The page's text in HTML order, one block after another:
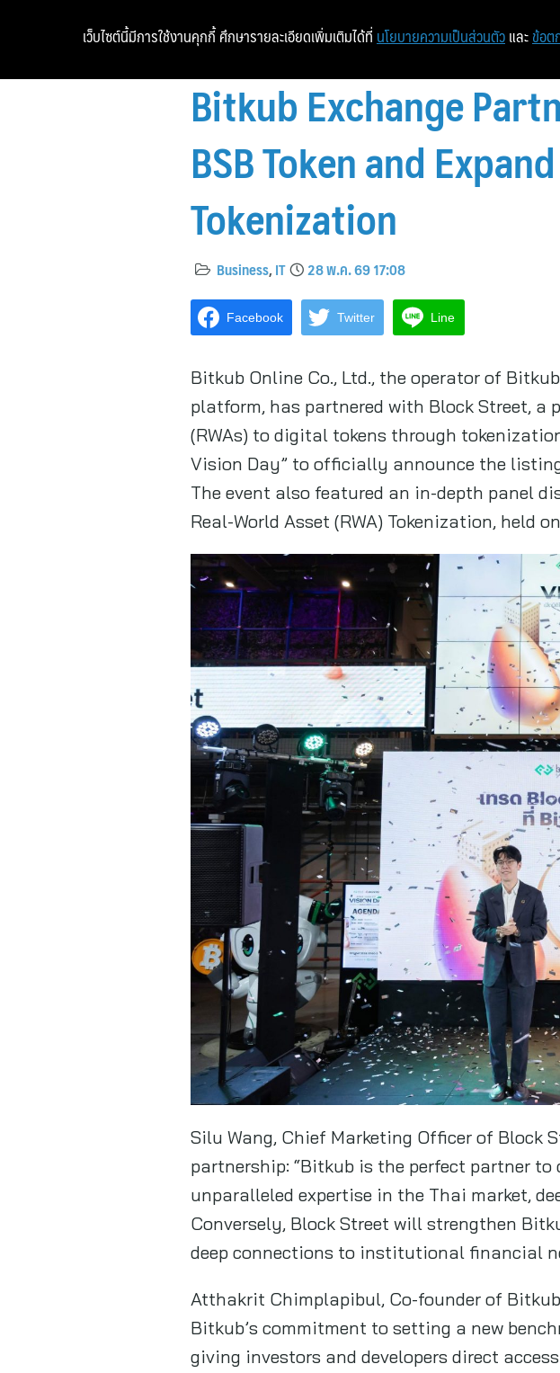
หน้าแรก
Bitkub Exchange
BSB Token and
Tokenization
Business,IT 28 พ.ค. 69 17:08
Facebook Twitter Line
Bitkub Online Co., Ltd., the operator of
platform, has partnered with Block Street,
(RWAs) to digital tokens through
Vision Day” to officially announce the
The event also featured an in-depth panel
Real-World Asset (RWA) Tokenization, held
Silu Wang, Chief Marketing Officer of
partnership: “Bitkub is the perfect partner to
unparalleled expertise in the Thai market,
Conversely, Block Street will strengthen
deep connections to institutional financial
Atthakrit Chimplapibul, Co-founder of
Bitkub’s commitment to setting a new
giving investors and developers direct
เว็บไซต์นี้มีการใช้งานคุกกี้ ศึกษารายละเอียดเพิ่มเติมได้ที่ นโยบายความเป็นส่วนตัว และ ข้อต